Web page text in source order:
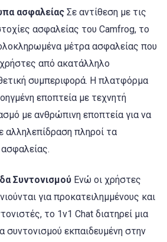
ασφαλείας Σε αντίθεση με τις
ασφαλείας του Camfrog, το
μέτρα ασφαλείας που
από ακατάλληλο
συμπεριφορά. Η πλατφόρμα
εποπτεία με τεχνητή
με ανθρώπινη εποπτεία για να
αλληλεπίδραση πληροί τα
Συντονισμού Ενώ οι χρήστες
για προκατειλημμένους και
το 1v1 Chat διατηρεί μια
συντονισμού εκπαιδευμένη στην